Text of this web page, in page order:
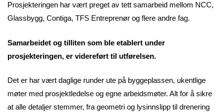
Prosjekteringen har vært preget av tett samarbeid mellom NCC,
Glassbygg, Contiga, TFS Entreprenør og flere andre fag.
Samarbeidet og tilliten som ble etablert under
prosjekteringen, er videreført til utførelsen.
Det er har vært daglige runder ute på byggeplassen, ukentlige
møter med prosjektledelse og egne arbeidsmøter. Alt for å sikre
at alle detaljer stemmer, fra geometri og lysinnslipp til drenering